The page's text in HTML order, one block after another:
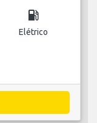
local_gas_station
Elétrico